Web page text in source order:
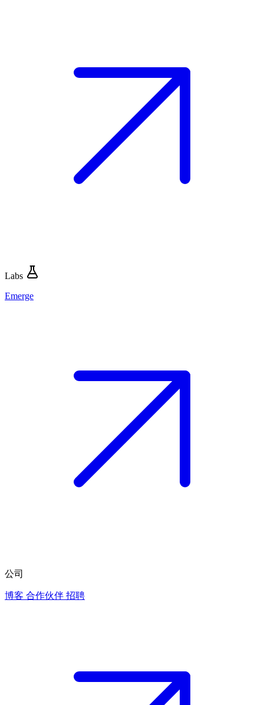
Labs
Emerge
公司
博客 合作伙伴 招聘